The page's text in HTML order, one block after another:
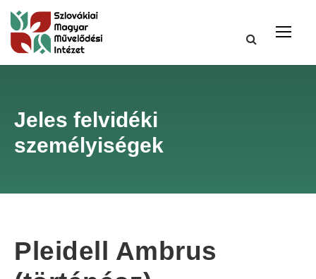
Jeles felvidéki
személyiségek
Pleidell Ambrus